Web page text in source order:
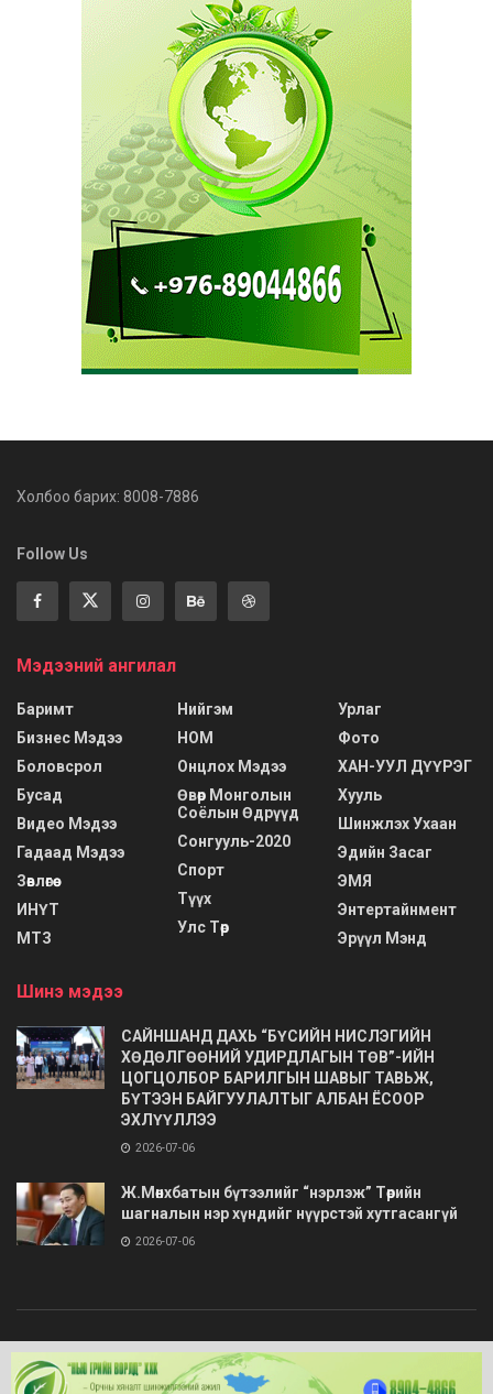
Холбоо барих: 8008-7886
Follow Us
Мэдээний ангилал
Баримт
Бизнес Мэдээ
Боловсрол
Бусад
Видео Мэдээ
Гадаад Мэдээ
Зөвлөгөө
ИНҮТ
МТЗ
Нийгэм
НОМ
Онцлох Мэдээ
Өвөр Монголын
Соёлын Өдрүүд
Сонгууль-2020
Спорт
Түүх
Улс Төр
Урлаг
Фото
ХАН-УУЛ ДҮҮРЭГ
Хууль
Шинжлэх Ухаан
Эдийн Засаг
ЭМЯ
Энтертайнмент
Эрүүл Мэнд
Шинэ мэдээ
САЙНШАНД ДАХЬ “БҮСИЙН НИСЛЭГИЙН
ХӨДӨЛГӨӨНИЙ УДИРДЛАГЫН ТӨВ”-ИЙН
ЦОГЦОЛБОР БАРИЛГЫН ШАВЫГ ТАВЬЖ,
БҮТЭЭН БАЙГУУЛАЛТЫГ АЛБАН ЁСООР
ЭХЛҮҮЛЛЭЭ
2026-07-06
Ж.Мөнхбатын бүтээлийг “нэрлэж” Төрийн
шагналын нэр хүндийг нүүрстэй хутгасангүй
2026-07-06
© 2020 Barimt.com- Зохиогчийн эрх хуулиар хамгаалагдсан. Загварыг
ONLINE MEDIA LLC.